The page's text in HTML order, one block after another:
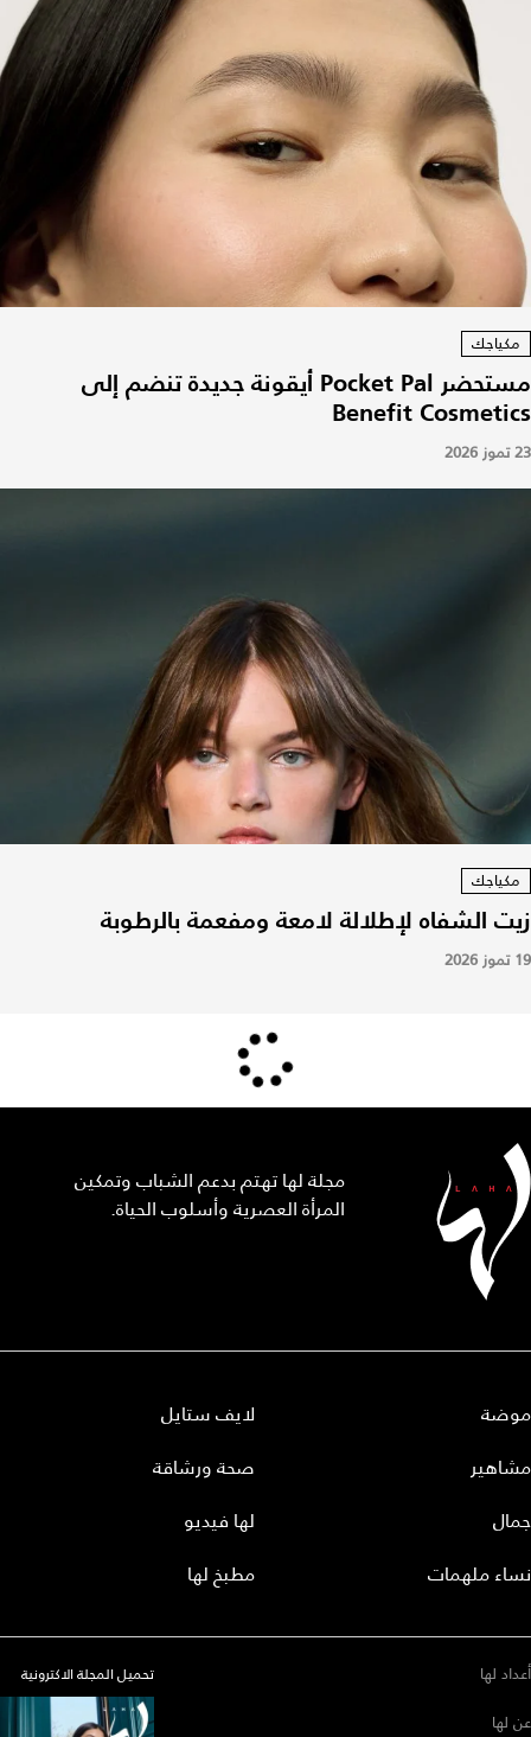
مكياجك
مستحضر Pocket Pal أيقونة جديدة تنضم إلى
Benefit Cosmetics
23 تموز 2026
مكياجك
زيت الشفاه لإطلالة لامعة ومفعمة بالرطوبة
19 تموز 2026
مجلة لها تهتم بدعم الشباب وتمكين
المرأة العصرية وأسلوب الحياة.
موضة
مشاهير
جمال
نساء ملهمات
لايف ستايل
صحة ورشاقة
لها فيديو
مطبخ لها
أعداد لها
عن لها
تحميل المجلة الاكترونية